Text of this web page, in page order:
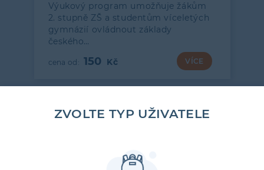
Výukový program umožňuje žákům
2. stupně ZŠ a studentům víceletých
gymnázií ovládnout základy
českého…
150 VÍCE
ZVOLTE TYP UŽIVATELE